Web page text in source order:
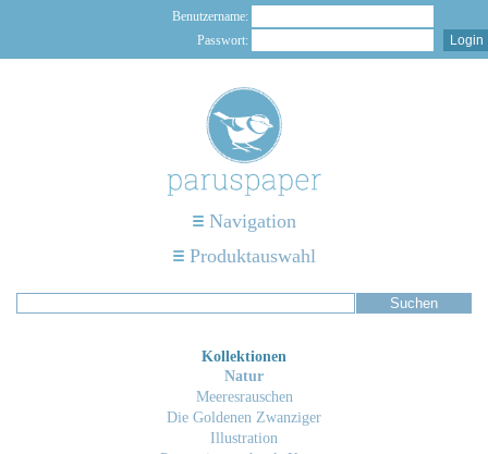
Benutzername:
Passwort:
Navigation
Produktauswahl
Kollektionen
Natur
Meeresrauschen
Die Goldenen Zwanziger
Illustration